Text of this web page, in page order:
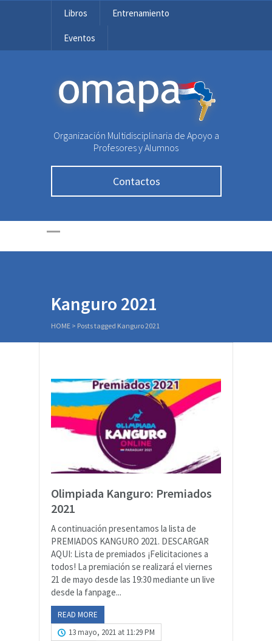
Libros Entrenamiento
Eventos
OMAPA
Organización Multidisciplinaria de Apoyo a
Profesores y Alumnos
Contactos
Kanguro 2021
HOME > Posts tagged Kanguro 2021
Olimpiada Kanguro: Premiados
2021
A continuación presentamos la lista de
PREMIADOS KANGURO 2021. DESCARGAR
AQUI: Lista de premiados ¡Felicitaciones a
todos! La premiación se realizará el viernes
21 de mayo desde las 19:30 mediante un live
desde la fanpage...
READ MORE
13 mayo, 2021 at 11:29 PM